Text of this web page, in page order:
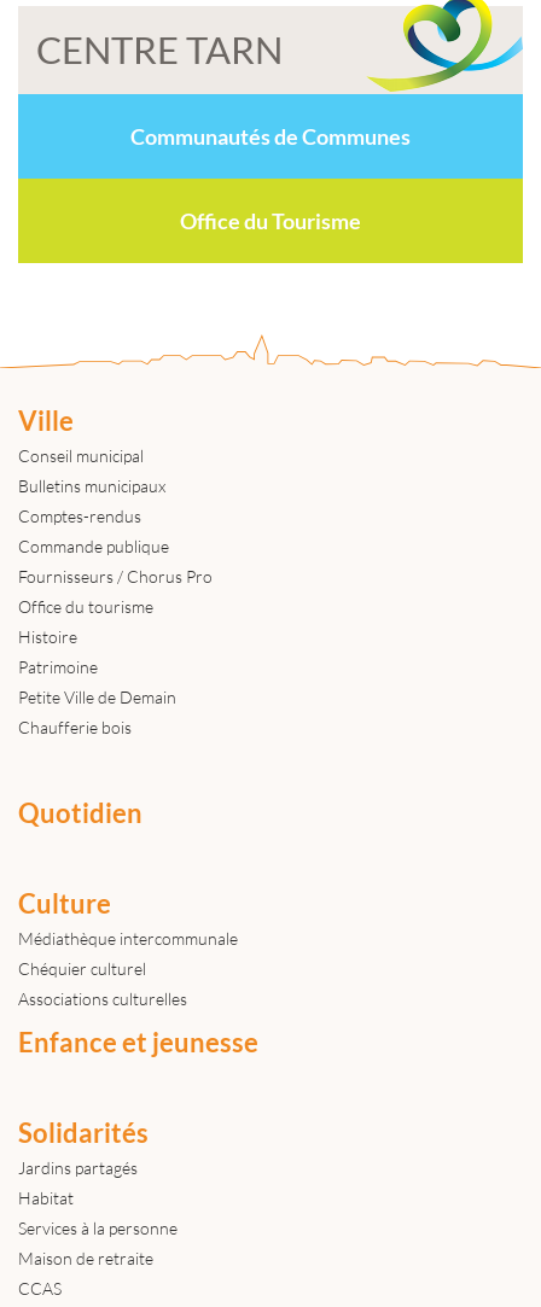
CENTRE TARN
Communautés de Communes
Office du Tourisme
Ville
Conseil municipal
Bulletins municipaux
Comptes-rendus
Commande publique
Fournisseurs / Chorus Pro
Office du tourisme
Histoire
Patrimoine
Petite Ville de Demain
Chaufferie bois
Quotidien
Culture
Médiathèque intercommunale
Chéquier culturel
Associations culturelles
Enfance et jeunesse
Solidarités
Jardins partagés
Habitat
Services à la personne
Maison de retraite
CCAS